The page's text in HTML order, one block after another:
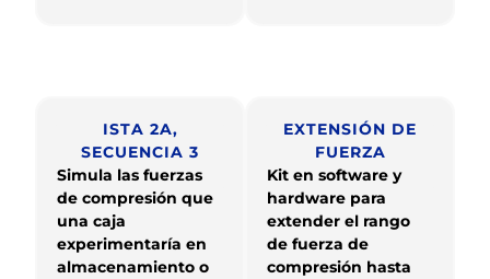
ISTA 2A,
SECUENCIA 3
Simula las fuerzas
de compresión que
una caja
experimentaría en
almacenamiento o
EXTENSIÓN DE
FUERZA
Kit en software y
hardware para
extender el rango
de fuerza de
compresión hasta